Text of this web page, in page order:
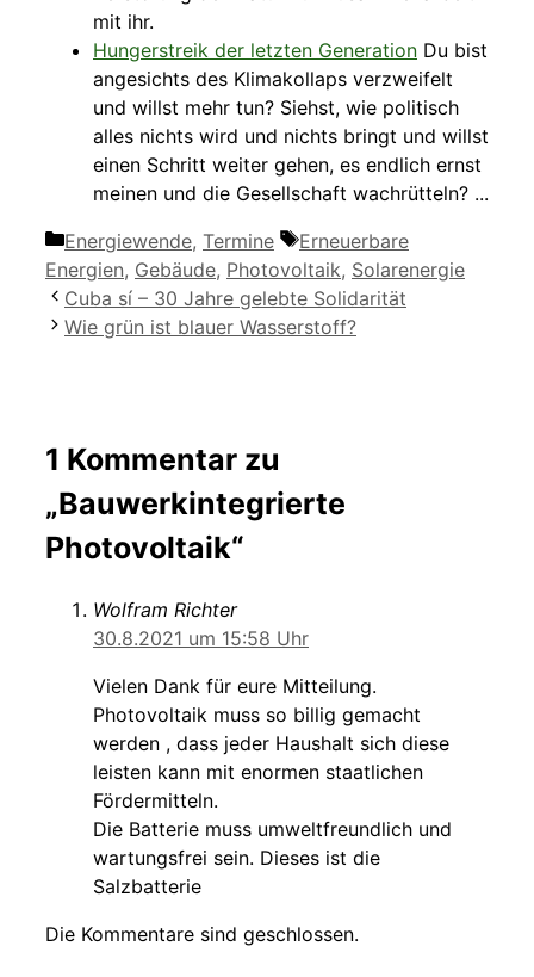
mit ihr.
Hungerstreik der letzten Generation Du bist
angesichts des Klimakollaps verzweifelt
und willst mehr tun? Siehst, wie politisch
alles nichts wird und nichts bringt und willst
einen Schritt weiter gehen, es endlich ernst
meinen und die Gesellschaft wachrütteln? ...
Kategorien
Energiewende, Termine Schlagwörter
Erneuerbare
Energien, Gebäude, Photovoltaik, Solarenergie
Cuba sí – 30 Jahre gelebte Solidarität
Wie grün ist blauer Wasserstoff?
1 Kommentar zu
„Bauwerkintegrierte
Photovoltaik“
Wolfram Richter
30.8.2021 um 15:58 Uhr
Vielen Dank für eure Mitteilung.
Photovoltaik muss so billig gemacht
werden , dass jeder Haushalt sich diese
leisten kann mit enormen staatlichen
Fördermitteln.
Die Batterie muss umweltfreundlich und
wartungsfrei sein. Dieses ist die
Salzbatterie
Die Kommentare sind geschlossen.